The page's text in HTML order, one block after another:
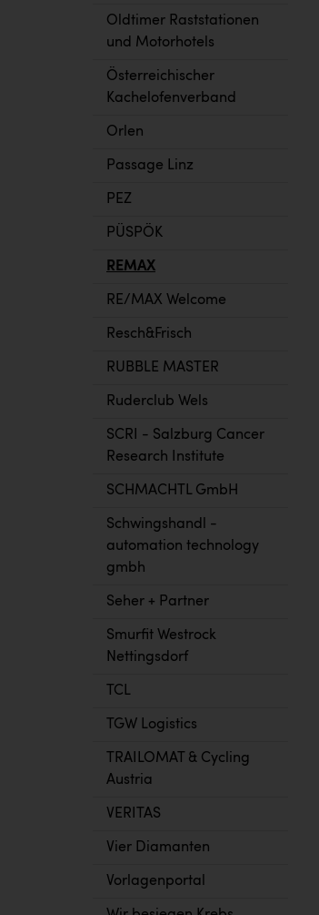
Oldtimer Raststationen
und Motorhotels
Österreichischer
Kachelofenverband
Orlen
Passage Linz
PEZ
PÜSPÖK
REMAX
RE/MAX Welcome
Resch&Frisch
RUBBLE MASTER
Ruderclub Wels
SCRI - Salzburg Cancer
Research Institute
SCHMACHTL GmbH
Schwingshandl -
automation technology
gmbh
Seher + Partner
Smurfit Westrock
Nettingsdorf
TCL
TGW Logistics
TRAILOMAT & Cycling
Austria
VERITAS
Vier Diamanten
Vorlagenportal